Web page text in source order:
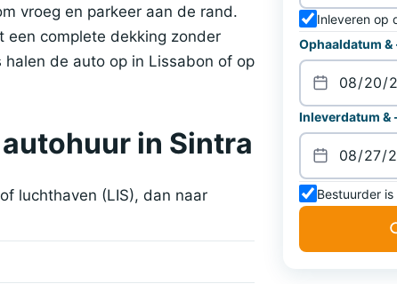
vroeg en parkeer aan de rand.
een complete dekking zonder
de auto op in Lissabon of op
in Sintra
luchthaven (LIS), dan naar
Inleveren op
Ophaaldatum
Inleverdatum &
Bestuurder